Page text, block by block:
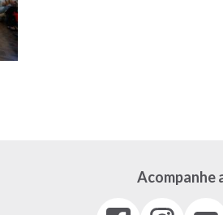
Acompanhe
FacebookInstagram